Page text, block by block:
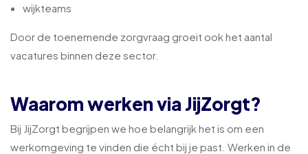
wijkteams
Door de toenemende zorgvraag groeit ook het aantal
vacatures binnen deze sector.
Waarom werken via JijZorgt?
Bij JijZorgt begrijpen we hoe belangrijk het is om een
werkomgeving te vinden die écht bij je past. Werken in de